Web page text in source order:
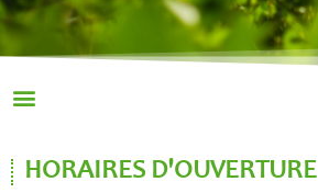
HORAIRES D'OUVERTURE